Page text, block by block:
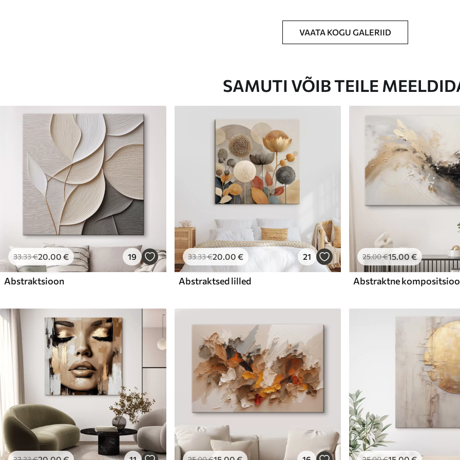
VAATA KOGU GALERIID
SAMUTI VÕIB TEILE
33.33€20.00 € 19
Abstraktsioon
33.33€20.00 € 21
Abstraktsed lilled
25.00€15.00 €